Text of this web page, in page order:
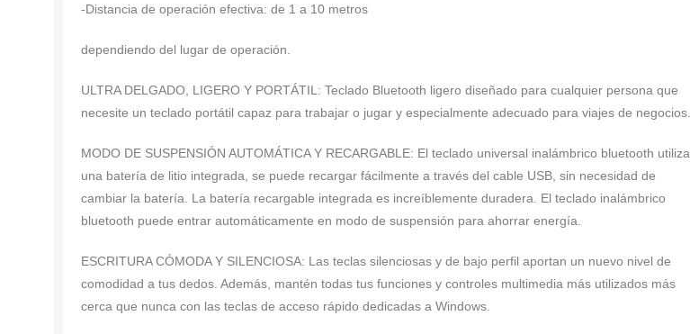
-Distancia de operación efectiva: de 1 a 10 metros
dependiendo del lugar de operación.
ULTRA DELGADO, LIGERO Y PORTÁTIL: Teclado Bluetooth ligero diseñado para cualquier persona que
necesite un teclado portátil capaz para trabajar o jugar y especialmente adecuado para viajes de negocios.
MODO DE SUSPENSIÓN AUTOMÁTICA Y RECARGABLE: El teclado universal inalámbrico bluetooth utiliza
una batería de litio integrada, se puede recargar fácilmente a través del cable USB, sin necesidad de
cambiar la batería. La batería recargable integrada es increíblemente duradera. El teclado inalámbrico
bluetooth puede entrar automáticamente en modo de suspensión para ahorrar energía.
ESCRITURA CÓMODA Y SILENCIOSA: Las teclas silenciosas y de bajo perfil aportan un nuevo nivel de
comodidad a tus dedos. Además, mantén todas tus funciones y controles multimedia más utilizados más
cerca que nunca con las teclas de acceso rápido dedicadas a Windows.